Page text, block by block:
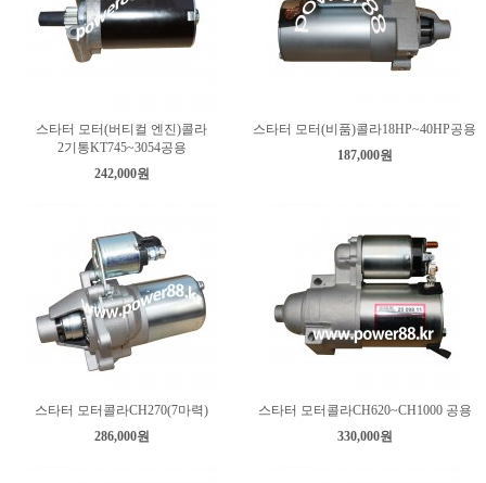
스타터 모터(버티컬 엔진)콜라
2기통KT745~3054공용
242,000원
스타터 모터(비품)콜라18HP~40HP공용
187,000원
스타터 모터콜라CH270(7마력)
286,000원
스타터 모터콜라CH620~CH1000 공용
330,000원